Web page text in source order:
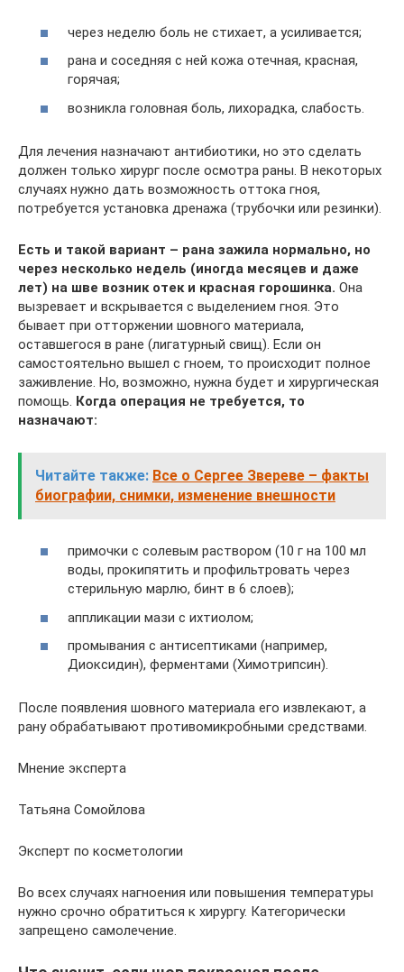
через неделю боль не стихает, а усиливается;
рана и соседняя с ней кожа отечная, красная,
горячая;
возникла головная боль, лихорадка, слабость.
Для лечения назначают антибиотики, но это сделать
должен только хирург после осмотра раны. В некоторых
случаях нужно дать возможность оттока гноя,
потребуется установка дренажа (трубочки или резинки).
Есть и такой вариант – рана зажила нормально, но
через несколько недель (иногда месяцев и даже
лет) на шве возник отек и красная горошинка. Она
вызревает и вскрывается с выделением гноя. Это
бывает при отторжении шовного материала,
оставшегося в ране (лигатурный свищ). Если он
самостоятельно вышел с гноем, то происходит полное
заживление. Но, возможно, нужна будет и хирургическая
помощь. Когда операция не требуется, то
назначают:
Читайте также: Все о Сергее Звереве – факты
биографии, снимки, изменение внешности
примочки с солевым раствором (10 г на 100 мл
воды, прокипятить и профильтровать через
стерильную марлю, бинт в 6 слоев);
аппликации мази с ихтиолом;
промывания с антисептиками (например,
Диоксидин), ферментами (Химотрипсин).
После появления шовного материала его извлекают, а
рану обрабатывают противомикробными средствами.
Мнение эксперта
Татьяна Сомойлова
Эксперт по косметологии
Во всех случаях нагноения или повышения температуры
нужно срочно обратиться к хирургу. Категорически
запрещено самолечение.